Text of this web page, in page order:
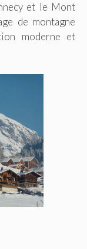
et le Mont
de montagne
moderne et